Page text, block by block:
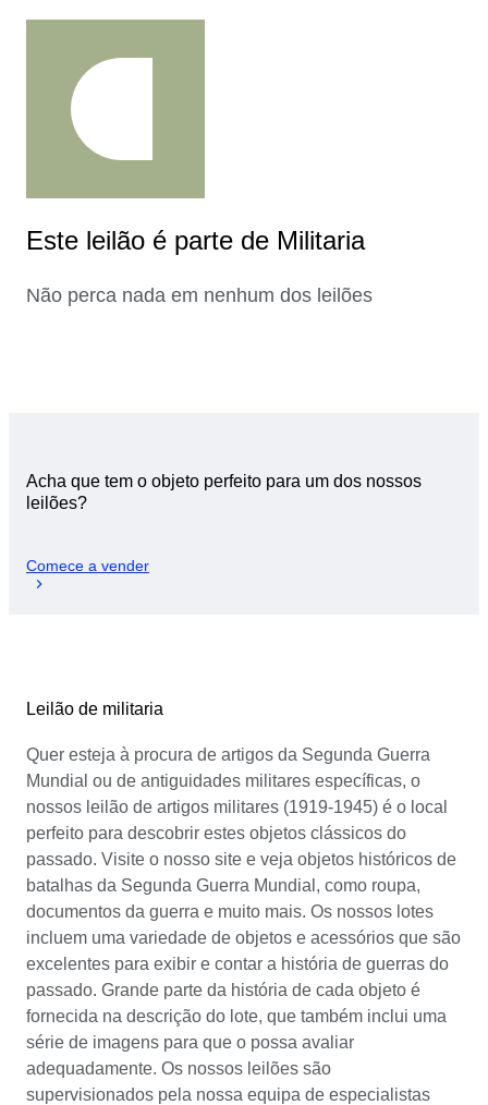
Este leilão é parte de Militaria
Não perca nada em nenhum dos leilões
Acha que tem o objeto perfeito para um dos nossos
leilões?
Comece a vender
Leilão de militaria
Quer esteja à procura de artigos da Segunda Guerra
Mundial ou de antiguidades militares específicas, o
nossos leilão de artigos militares (1919-1945) é o local
perfeito para descobrir estes objetos clássicos do
passado. Visite o nosso site e veja objetos históricos de
batalhas da Segunda Guerra Mundial, como roupa,
documentos da guerra e muito mais. Os nossos lotes
incluem uma variedade de objetos e acessórios que são
excelentes para exibir e contar a história de guerras do
passado. Grande parte da história de cada objeto é
fornecida na descrição do lote, que também inclui uma
série de imagens para que o possa avaliar
adequadamente. Os nossos leilões são
supervisionados pela nossa equipa de especialistas